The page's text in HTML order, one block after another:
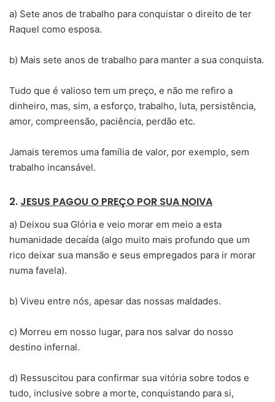
a) Sete anos de trabalho para conquistar o direito de ter
Raquel como esposa.
b) Mais sete anos de trabalho para manter a sua conquista.
Tudo que é valioso tem um preço, e não me refiro a
dinheiro, mas, sim, a esforço, trabalho, luta, persistência,
amor, compreensão, paciência, perdão etc.
Jamais teremos uma família de valor, por exemplo, sem
trabalho incansável.
2. JESUS PAGOU O PREÇO POR SUA NOIVA
a) Deixou sua Glória e veio morar em meio a esta
humanidade decaída (algo muito mais profundo que um
rico deixar sua mansão e seus empregados para ir morar
numa favela).
b) Viveu entre nós, apesar das nossas maldades.
c) Morreu em nosso lugar, para nos salvar do nosso
destino infernal.
d) Ressuscitou para confirmar sua vitória sobre todos e
tudo, inclusive sobre a morte, conquistando para si,